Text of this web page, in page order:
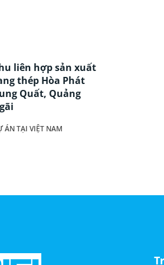
liên hợp sản xuất
thép Hòa Phát
Quất, Quảng
ÁN TẠI VIỆT NAM